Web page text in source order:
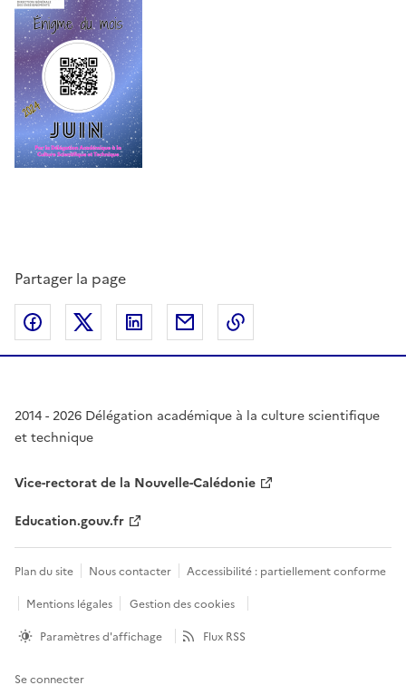
Partager la page
Partager sur Facebook
Partager sur Twitter
Partager sur LinkedIn
Partager par email
2014 - 2026 Délégation académique à la culture scientifique
et technique
Vice-rectorat de la Nouvelle-Calédonie
Education.gouv.fr
Plan du site Nous contacter
Accessibilité : partiellement conforme
Mentions légales
Gestion des cookies
Paramètres d'affichage
Flux RSS
Se connecter